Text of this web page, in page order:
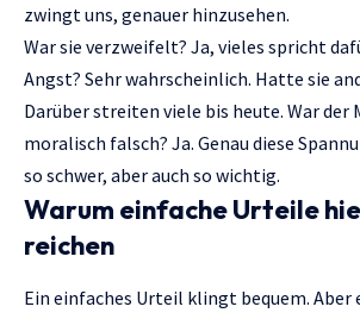
zwingt uns, genauer hinzusehen.
War sie verzweifelt? Ja, vieles spricht
Angst? Sehr wahrscheinlich. Hatte sie
Darüber streiten viele bis heute. War der
moralisch falsch? Ja. Genau diese
so schwer, aber auch so wichtig.
Warum einfache Urteile
reichen
Ein einfaches Urteil klingt bequem. Aber